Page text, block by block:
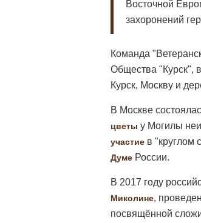
Восточной
захоронений
Команда
Общества "Курск",
Курск, Москву и
В Москве
цветы у Могилы
участие в "круглом
Думе России.
В 2017 году
Миколине,
посвящённой